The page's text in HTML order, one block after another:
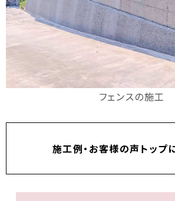
フェンスの施工
施工例・お客様の声トップ